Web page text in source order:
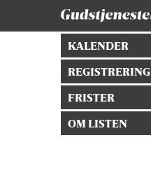
KALENDER
REGISTRERING
FRISTER
OM LISTEN